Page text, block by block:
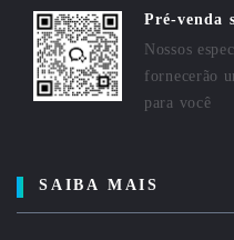
Pré-venda
Nossos
fornecerão
para você
SAIBA MAIS